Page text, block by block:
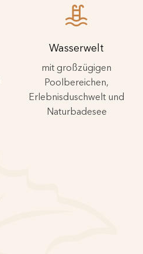
Wasserwelt
mit großzügigen
Poolbereichen,
Erlebnisduschwelt und
Naturbadesee